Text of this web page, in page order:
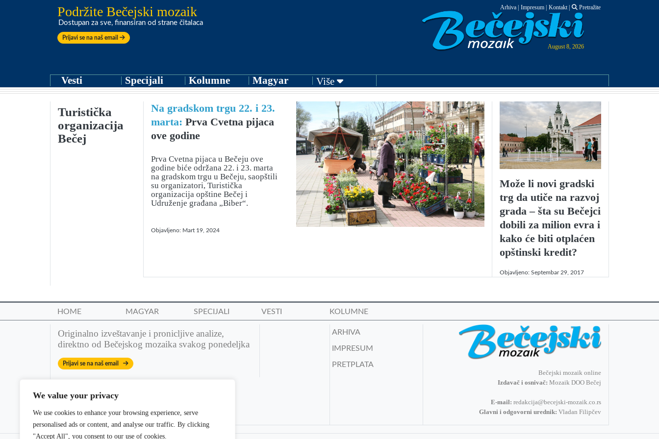
We value your privacy
We use cookies to enhance your browsing experience, serve
personalised ads or content, and analyse our traffic. By clicking
"Accept All", you consent to our use of cookies.
Podržite Bečejski mozaik
Dostupan za sve, finansiran od strane čitalaca
Prijavi se na naš email
Arhiva Impresum Kontakt| Pretražite
August 8, 2026
Vesti Specijali Kolumne Magyar Više
Turistička
organizacija
Bečej
Na gradskom trgu 22. i 23.
marta: Prva Cvetna pijaca
ove godine
Prva Cvetna pijaca u Bečeju ove
godine biće održana 22. i 23. marta
na gradskom trgu u Bečeju, saopštili
su organizatori, Turistička
organizacija opštine Bečej i
Udruženje građana „Biber“.
Objavljeno: Mart 19, 2024
Može li novi gradski
trg da utiče na razvoj
grada – šta su Bečejci
dobili za milion evra i
kako će biti otplaćen
opštinski kredit?
Objavljeno: Septembar 29, 2017
HOME MAGYAR SPECIJALI VESTI KOLUMNE
Originalno izveštavanje i pronicljive analize,
direktno od Bečejskog mozaika svakog ponedeljka
Prijavi se na naš email
ARHIVA
IMPRESUM
PRETPLATA
Bečejski mozaik online
Izdavač i osnivač: Mozaik DOO Bečej
E-mail: redakcija@becejski-mozaik.co.rs
Glavni i odgovorni urednik: Vladan Filipčev